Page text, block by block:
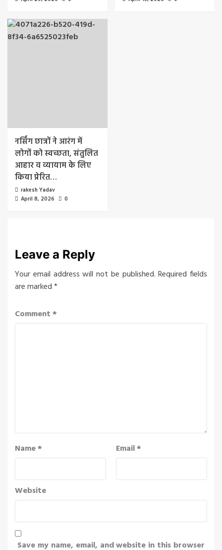
नर्सिंग छात्रों ने आरंग में
लोगों को स्वच्छता, संतुलित
आहार व व्यायाम के लिए
किया प्रेरित…
rakesh Yadav
April 8, 2026
0
Leave a Reply
Your email address will not be published. Required fields
are marked*
Comment*
Name* Email*
Website
Save my name, email, and website in this browser